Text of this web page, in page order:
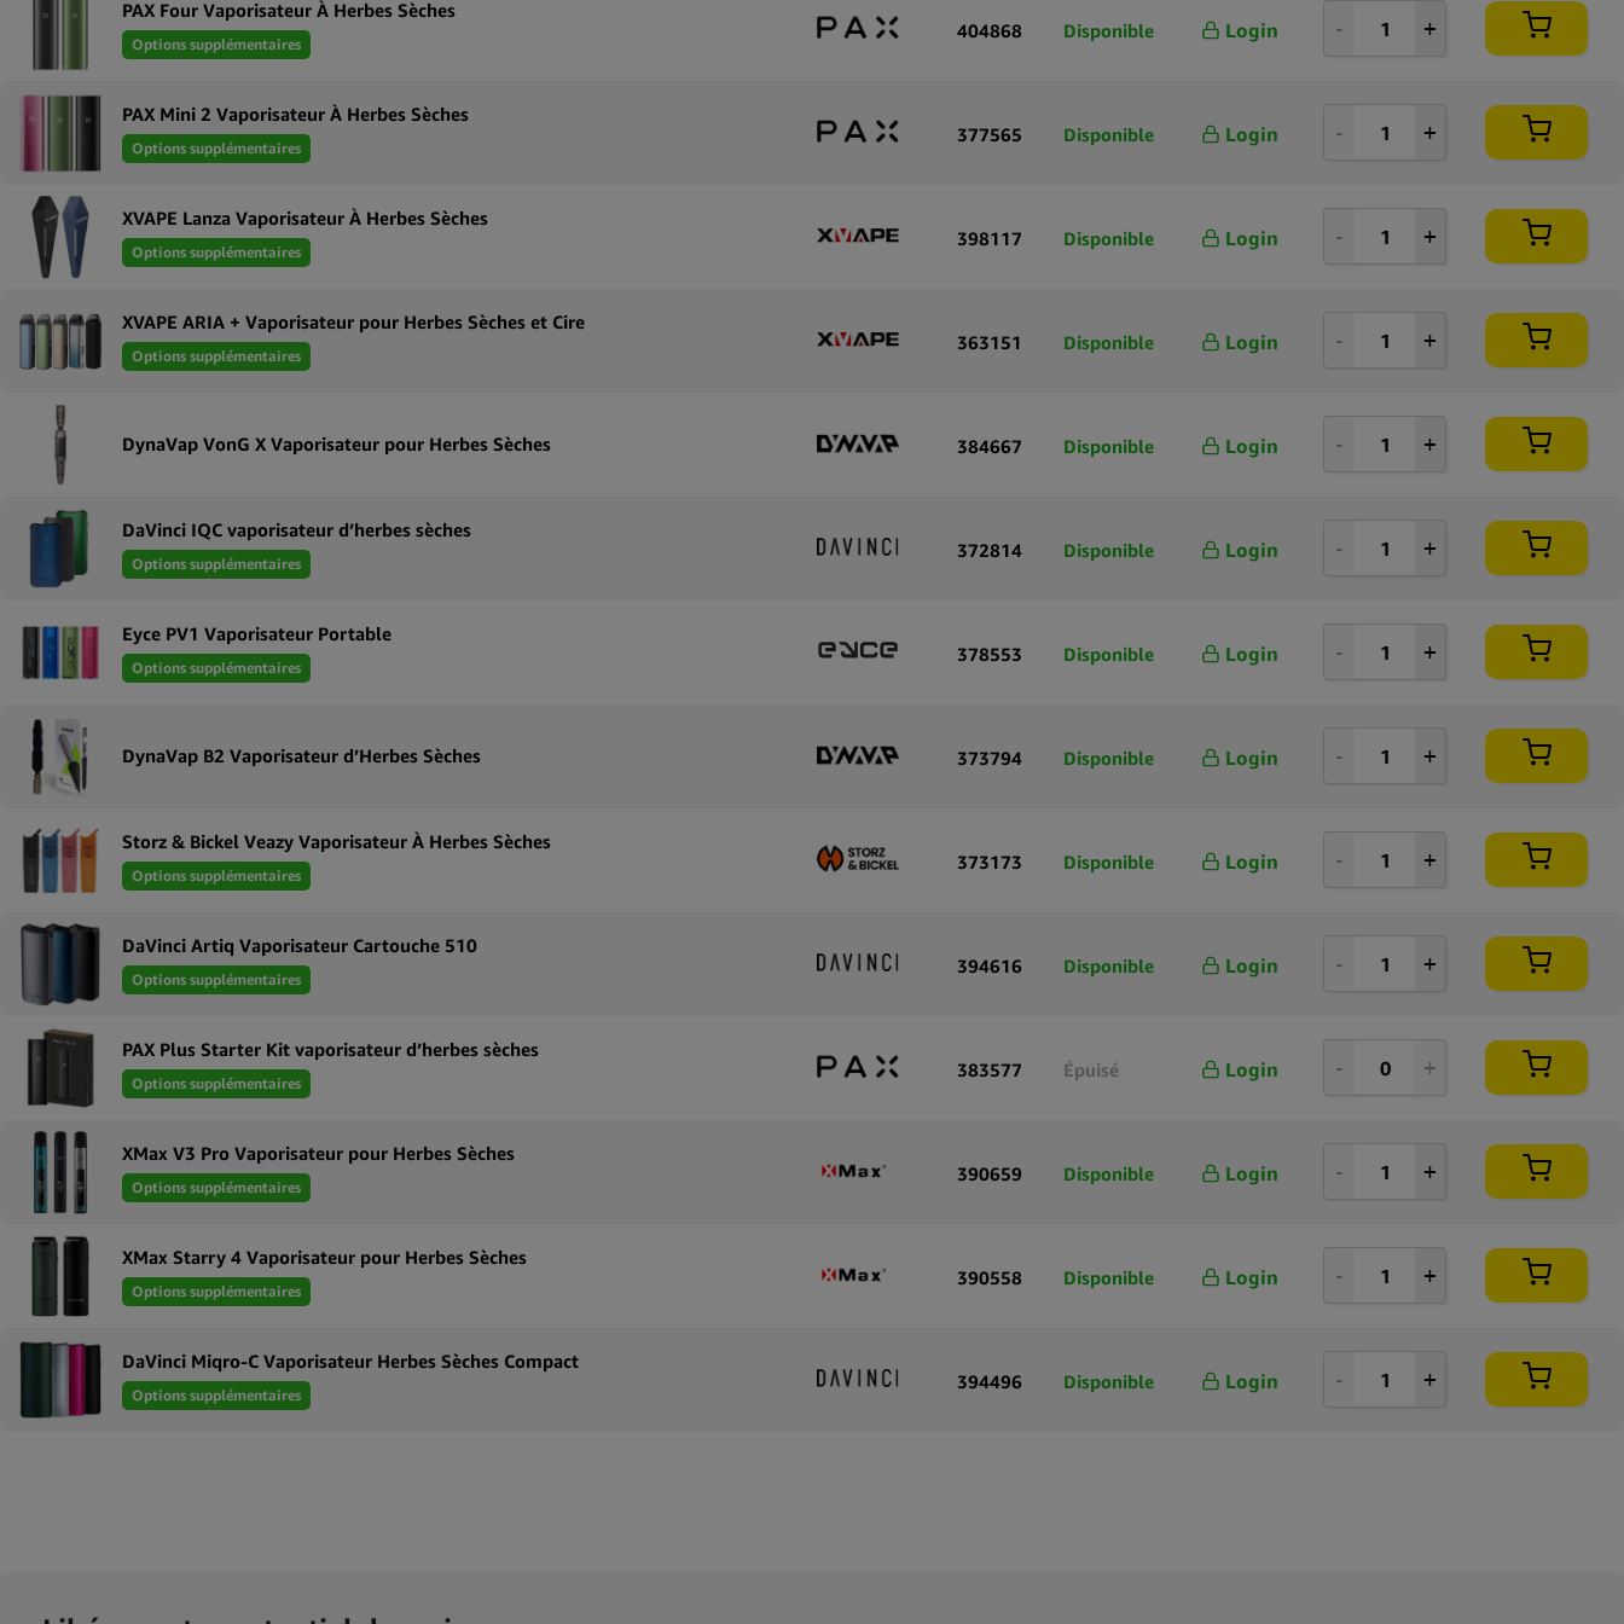
PAX Four Vaporisateur À Herbes Sèches
Options supplémentaires
404868 Disponible Login
PAX Mini 2 Vaporisateur À Herbes Sèches
Options supplémentaires
377565 Disponible Login
XVAPE Lanza Vaporisateur À Herbes Sèches
Options supplémentaires
398117 Disponible Login
XVAPE ARIA + Vaporisateur pour Herbes Sèches et Cire
Options supplémentaires
363151 Disponible Login
DynaVap VonG X Vaporisateur pour Herbes Sèches 384667 Disponible Login
DaVinci IQC vaporisateur d’herbes sèches
Options supplémentaires
372814 Disponible Login
Eyce PV1 Vaporisateur Portable
Options supplémentaires
378553 Disponible Login
DynaVap B2 Vaporisateur d’Herbes Sèches 373794 Disponible Login
Storz & Bickel Veazy Vaporisateur À Herbes Sèches
Options supplémentaires
373173 Disponible Login
DaVinci Artiq Vaporisateur Cartouche 510
Options supplémentaires
394616 Disponible Login
PAX Plus Starter Kit vaporisateur d’herbes sèches
Options supplémentaires
383577 Épuisé Login
XMax V3 Pro Vaporisateur pour Herbes Sèches
Options supplémentaires
390659 Disponible Login
XMax Starry 4 Vaporisateur pour Herbes Sèches
Options supplémentaires
390558 Disponible Login
DaVinci Miqro-C Vaporisateur Herbes Sèches Compact
Options supplémentaires
394496 Disponible Login